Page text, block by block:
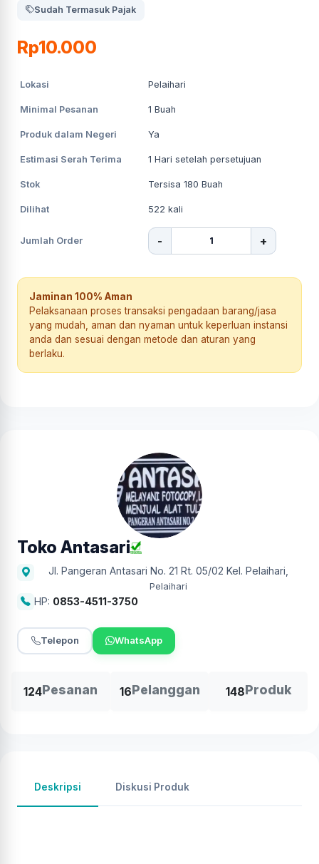
Sudah Termasuk Pajak
Rp10.000
Lokasi Pelaihari
Minimal Pesanan 1 Buah
Produk dalam Negeri Ya
Estimasi Serah Terima 1 Hari setelah persetujuan
Stok Tersisa 180 Buah
Dilihat 522 kali
Jumlah Order - +
Jaminan 100% Aman
Pelaksanaan proses transaksi pengadaan barang/jasa
yang mudah, aman dan nyaman untuk keperluan instansi
anda dan sesuai dengan metode dan aturan yang
berlaku.
Toko Antasari
Jl. Pangeran Antasari No. 21 Rt. 05/02 Kel. Pelaihari
Pelaihari
HP: 0853-4511-3750
Telepon WhatsApp
124Pesanan 16Pelanggan 148Produk
Deskripsi Diskusi Produk